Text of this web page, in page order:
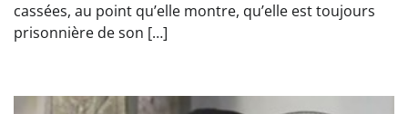
cassées, au point qu’elle montre, qu’elle est toujours
prisonnière de son […]